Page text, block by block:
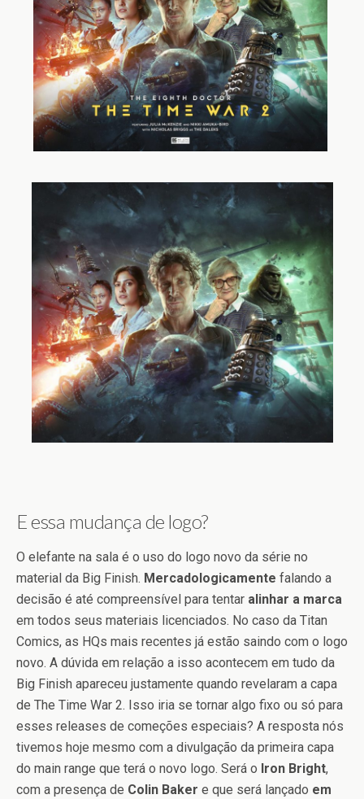
E essa mudança de logo?
O elefante na sala é o uso do logo novo da série no
material da Big Finish. Mercadologicamente falando a
decisão é até compreensível para tentar alinhar a marca
em todos seus materiais licenciados. No caso da Titan
Comics, as HQs mais recentes já estão saindo com o logo
novo. A dúvida em relação a isso acontecem em tudo da
Big Finish apareceu justamente quando revelaram a capa
de The Time War 2. Isso iria se tornar algo fixo ou só para
esses releases de começões especiais? A resposta nós
tivemos hoje mesmo com a divulgação da primeira capa
do main range que terá o novo logo. Será o Iron Bright,
com a presença de Colin Baker e que será lançado em